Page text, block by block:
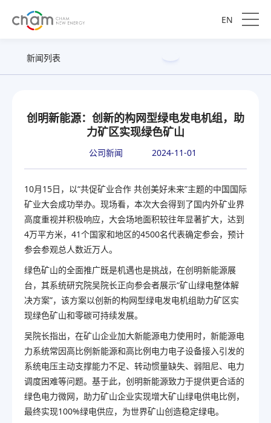
EN
新闻列表
创明新能源：创新的构网型绿电发电机组，助
力矿区实现绿色矿山
公司新闻 2024-11-01
10月15日，以“共促矿业合作 共创美好未来”主题的中国国际
矿业大会成功举办。现场看，本次大会得到了国内外矿业界
高度重视并积极响应，大会场地面积较往年显著扩大，达到
4万平方米，41个国家和地区的4500名代表确定参会，预计
参会参观总人数近万人。
绿色矿山的全面推广既是机遇也是挑战，在创明新能源展
台，其系统研究院吴院长正向参会者展示“矿山绿电整体解
决方案”，该方案以创新的构网型绿电发电机组助力矿区实
现绿色矿山和零碳可持续发展。
吴院长指出，在矿山企业加大新能源电力使用时，新能源电
力系统常因高比例新能源和高比例电力电子设备接入引发的
系统电压主动支撑能力不足、转动惯量缺失、弱阻尼、电力
调度困难等问题。基于此，创明新能源致力于提供更合适的
绿色电力微网，助力矿山企业实现增大矿山绿电供电比例，
最终实现100%绿电供应，为世界矿山创造稳定绿电。